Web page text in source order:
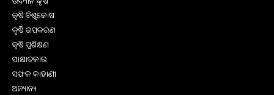
କୃଷି ବିଶ୍ବକୋଷ
କୃଷି ଉପକରଣ
କୃଷି ପ୍ରଶିକ୍ଷଣ
ସାକ୍ଷାତକାର
ସଫଳ କାହାଣୀ
ଅନ୍ୟାନ୍ୟ